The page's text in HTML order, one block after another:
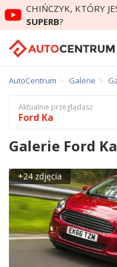
CHIŃCZYK, KTÓRY
SUPERB?
AutoCentrum Galerie
Galerie Ford Ka
+24 zdjęcia
Aktualnie przeglądasz
Ford Ka